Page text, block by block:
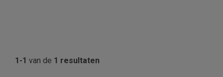
1-1 van de 1 resultaten